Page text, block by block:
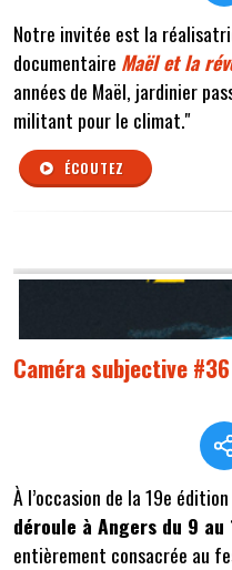
Notre invitée est la
documentaire Maël et la
années de Maël, jardinier
militant pour le climat."
ÉCOUTEZ
Caméra subjective
À l’occasion de la 19e
déroule à Angers du 9 au
entièrement consacrée au